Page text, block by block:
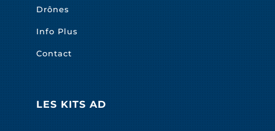
Drônes
Info Plus
Contact
LES KITS AD